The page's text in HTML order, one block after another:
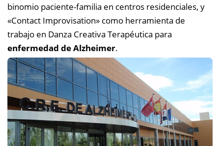
binomio paciente-familia en centros residenciales, y
«Contact Improvisation» como herramienta de
trabajo en Danza Creativa Terapéutica para
enfermedad de Alzheimer.